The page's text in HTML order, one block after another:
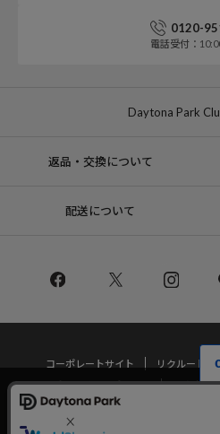
0120-
電話受付：
Daytona Park
返品・交換について
配送について
コーポレートサイト リクルート
プライバシーポリシー
特定商取
当サイトでは利用体験の向上およびコン
の分析を目的としてCookieを使用していま